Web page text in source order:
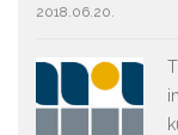
2018.06.20.